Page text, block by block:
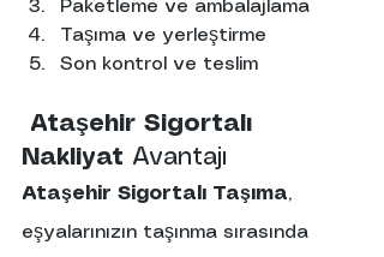
Paketleme ve ambalajlama
Taşıma ve yerleştirme
Son kontrol ve teslim
Ataşehir Sigortalı
Nakliyat Avantajı
Ataşehir Sigortalı Taşıma,
eşyalarınızın taşınma sırasında